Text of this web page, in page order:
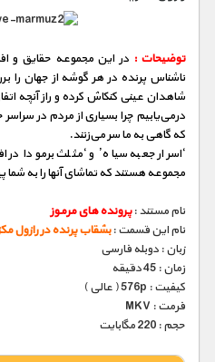
توضیحات :در این مجموعه حقایق و
ناشناس پرنده در هر گوشه از جهان
شاهدان عینی كنكاش كرده و راز آنچه
درمی‌یابیم چرا بسیاری از مردم در سراسر
که گاهی به ما سر می‌زنند.
‘اسرار جعبه سیاه’ و ‘مثلث برمودا
مجموعه هستند که تماشای آنها را به شما
نام مستند :پرونده های مرموز
نام این قسمت :بشقاب پرنده در رازول
زبان : دوبله فارسی
زمان : 45 دقیقه
کیفیت : 576p ( عالی )
فرمت : MKV
حجم : 220 مگابایت